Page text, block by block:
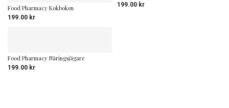
Food Pharmacy Kokboken
199.00 kr
199.00 kr
Food Pharmacy Näringsjägare
199.00 kr